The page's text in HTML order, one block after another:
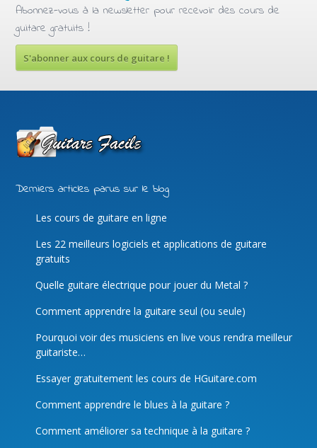
Abonnez-vous à la newsletter pour recevoir des cours de
guitare gratuits !
S'abonner aux cours de guitare !
Derniers articles parus sur le blog
Les cours de guitare en ligne
Les 22 meilleurs logiciels et applications de guitare
gratuits
Quelle guitare électrique pour jouer du Metal ?
Comment apprendre la guitare seul (ou seule)
Pourquoi voir des musiciens en live vous rendra meilleur
guitariste…
Essayer gratuitement les cours de HGuitare.com
Comment apprendre le blues à la guitare ?
Comment améliorer sa technique à la guitare ?